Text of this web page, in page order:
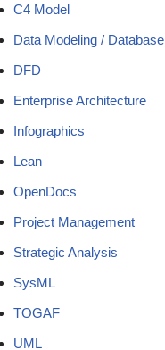
C4 Model
Data Modeling / Database
DFD
Enterprise Architecture
Infographics
Lean
OpenDocs
Project Management
Strategic Analysis
SysML
TOGAF
UML